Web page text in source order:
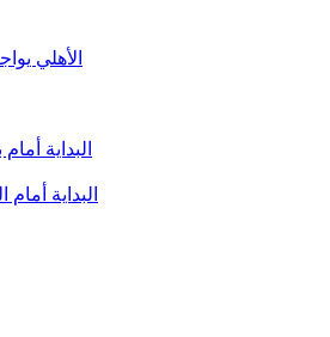
الأهلي
البداية
البداية